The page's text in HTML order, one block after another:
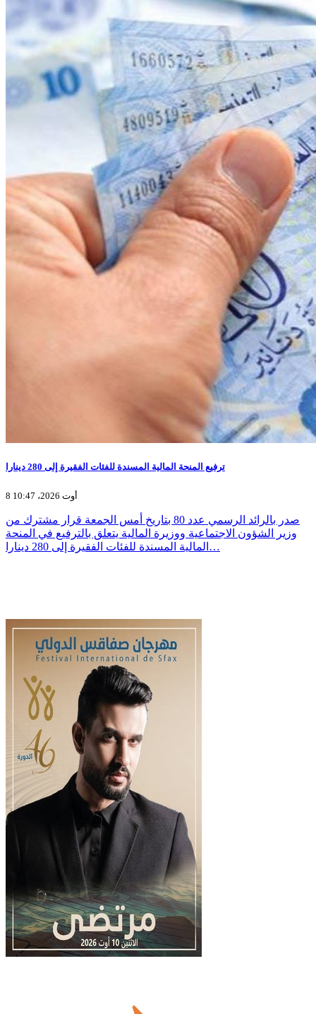
ترفيع المنحة المالية المسندة للفئات الفقيرة إلى 280 دينارا
8 أوت 2026، 10:47
صدر بالرائد الرسمي عدد 80 بتاريخ أمس الجمعة قرار مشترك من
وزير الشؤون الاجتماعية ووزيرة المالية يتعلق بالترفيع في المنحة
المالية المسندة للفئات الفقيرة إلى 280 دينارا…